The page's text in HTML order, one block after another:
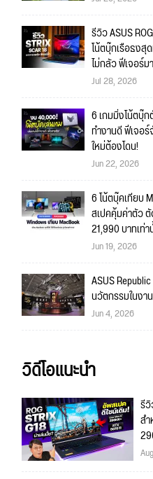
รีวิว ASUS
โน้ตบุ๊กเรือธง
ไม่กลัว ฟีเจอร์ม
Jul 28, 2026
6 เกมมิ่งโน้ตบุ๊
ทำงานดี ฟีเจอร์
ใหม่ต้องโดน!
Jun 22, 2026
6 โน้ตบุ๊คเทียบ
สเปคคุ้มค่าตัว
21,990 บาทเท่
Jun 19, 2026
ASUS
นวัตกรรมในงา
Jun 4, 2026
วิดีโอแนะนำ
รี
ส